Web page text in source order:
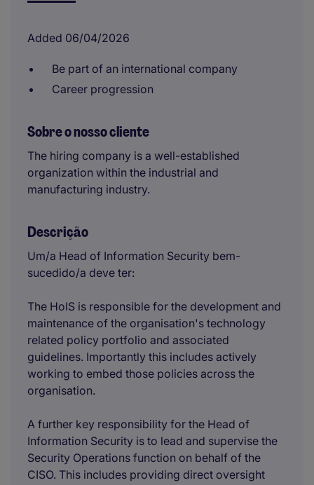
Added 06/04/2026
Be part of an international company
Career progression
Sobre o nosso cliente
The hiring company is a well-established
organization within the industrial and
manufacturing industry.
Descrição
Um/a Head of Information Security bem-
sucedido/a deve ter:
The HoIS is responsible for the development and
maintenance of the organisation's technology
related policy portfolio and associated
guidelines. Importantly this includes actively
working to embed those policies across the
organisation.
A further key responsibility for the Head of
Information Security is to lead and supervise the
Security Operations function on behalf of the
CISO. This includes providing direct oversight